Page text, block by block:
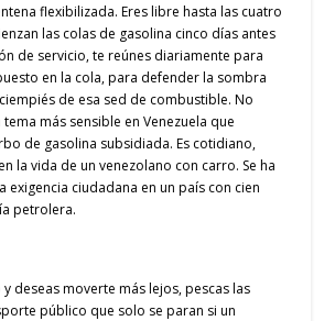
flexibilizada. Eres libre hasta las cuatro
las colas de gasolina cinco días antes
de servicio, te reúnes diariamente para
en la cola, para defender la sombra
de esa sed de combustible. No
más sensible en Venezuela que
de gasolina subsidiada. Es cotidiano,
la vida de un venezolano con carro. Se ha
exigencia ciudadana en un país con cien
petrolera.
y deseas moverte más lejos, pescas las
público que solo se paran si un